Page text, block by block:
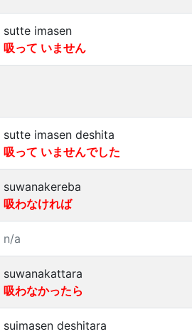
sutte imasen
吸って いません
sutte imasen deshita
吸って いませんでした
suwanakereba
吸わなければ
n/a
suwanakattara
吸わなかったら
suimasen deshitara